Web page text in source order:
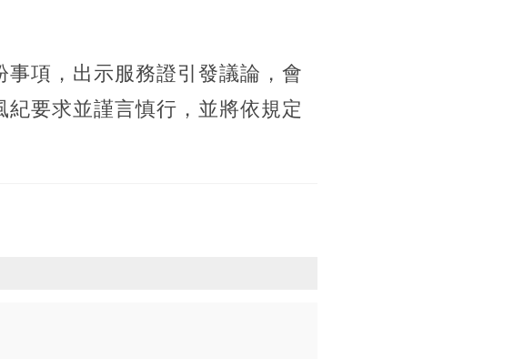
項，出示服務證引發議論，會
要求並謹言慎行，並將依規定